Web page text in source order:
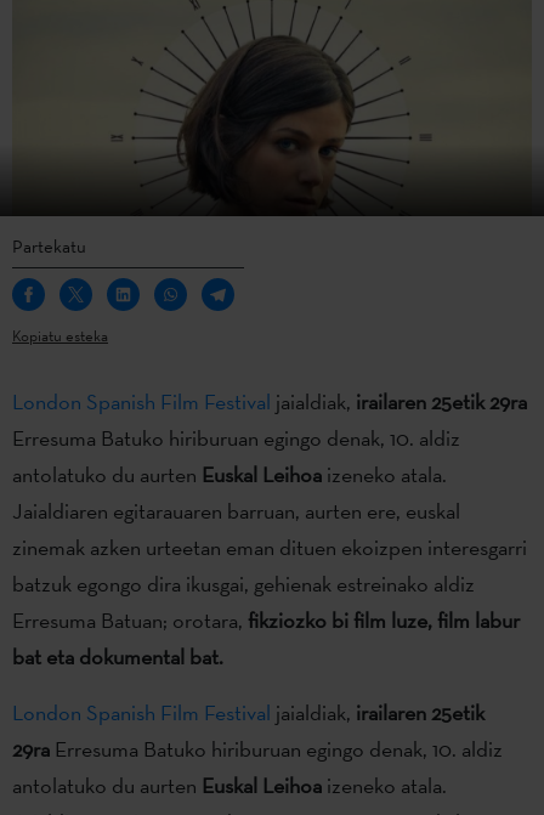
Partekatu
Kopiatu esteka
London Spanish Film Festival jaialdiak, irailaren 25etik 29ra
Erresuma Batuko hiriburuan egingo denak, 10. aldiz
antolatuko du aurten Euskal Leihoa izeneko atala.
Jaialdiaren egitarauaren barruan, aurten ere, euskal
zinemak azken urteetan eman dituen ekoizpen interesgarri
batzuk egongo dira ikusgai, gehienak estreinako aldiz
Erresuma Batuan; orotara, fikziozko bi film luze, film labur
bat eta dokumental bat.
London Spanish Film Festival jaialdiak, irailaren 25etik
29ra Erresuma Batuko hiriburuan egingo denak, 10. aldiz
antolatuko du aurten Euskal Leihoa izeneko atala.